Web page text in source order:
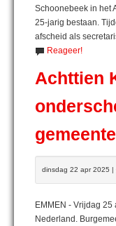
Schoonebeek in het
25-jarig bestaan.
afscheid als
Reageer!
Achttien
dinsdag 22 apr 2025 |
EMMEN - Vrijdag
Nederland.